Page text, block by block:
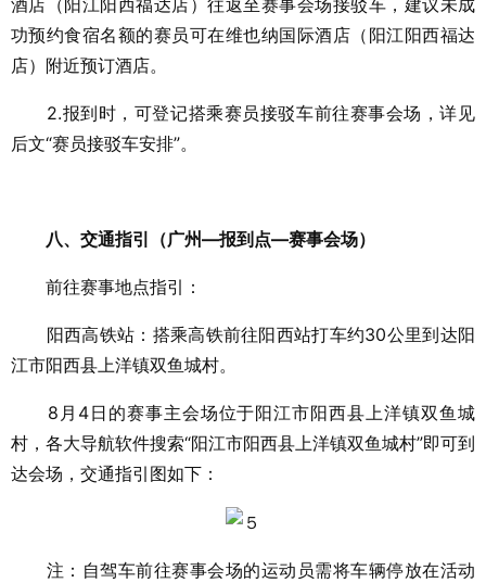
功预约食宿名额的赛员可在维也纳国际酒店（阳江阳西福达
店）附近预订酒店。
2.报到时，可登记搭乘赛员接驳车前往赛事会场，详见
后文“赛员接驳车安排”。
八、交通指引（广州—报到点—赛事会场）
前往赛事地点指引：
阳西高铁站：搭乘高铁前往阳西站打车约30公里到达阳
江市阳西县上洋镇双鱼城村。
8月4日的赛事主会场位于阳江市阳西县上洋镇双鱼城
村，各大导航软件搜索“阳江市阳西县上洋镇双鱼城村”即可到
达会场，交通指引图如下：
注：自驾车前往赛事会场的运动员需将车辆停放在活动